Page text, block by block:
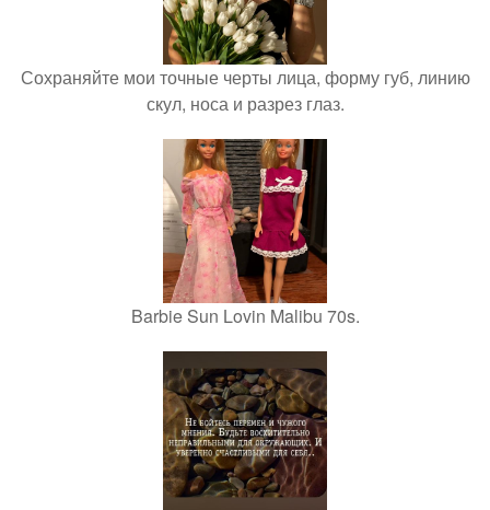
Сохраняйте мои точные черты лица, форму губ, линию
скул, носа и разрез глаз.
Barbie Sun Lovin Malibu 70s.